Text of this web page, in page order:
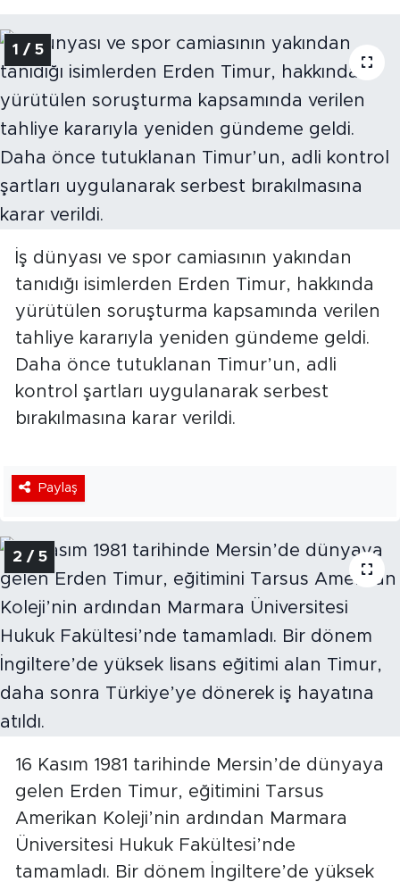
1 / 5
İş dünyası ve spor camiasının yakından
tanıdığı isimlerden Erden Timur, hakkında
yürütülen soruşturma kapsamında verilen
tahliye kararıyla yeniden gündeme geldi.
Daha önce tutuklanan Timur’un, adli
kontrol şartları uygulanarak serbest
bırakılmasına karar verildi.
Paylaş
2 / 5
16 Kasım 1981 tarihinde Mersin’de dünyaya
gelen Erden Timur, eğitimini Tarsus
Amerikan Koleji’nin ardından Marmara
Üniversitesi Hukuk Fakültesi’nde
tamamladı. Bir dönem İngiltere’de yüksek